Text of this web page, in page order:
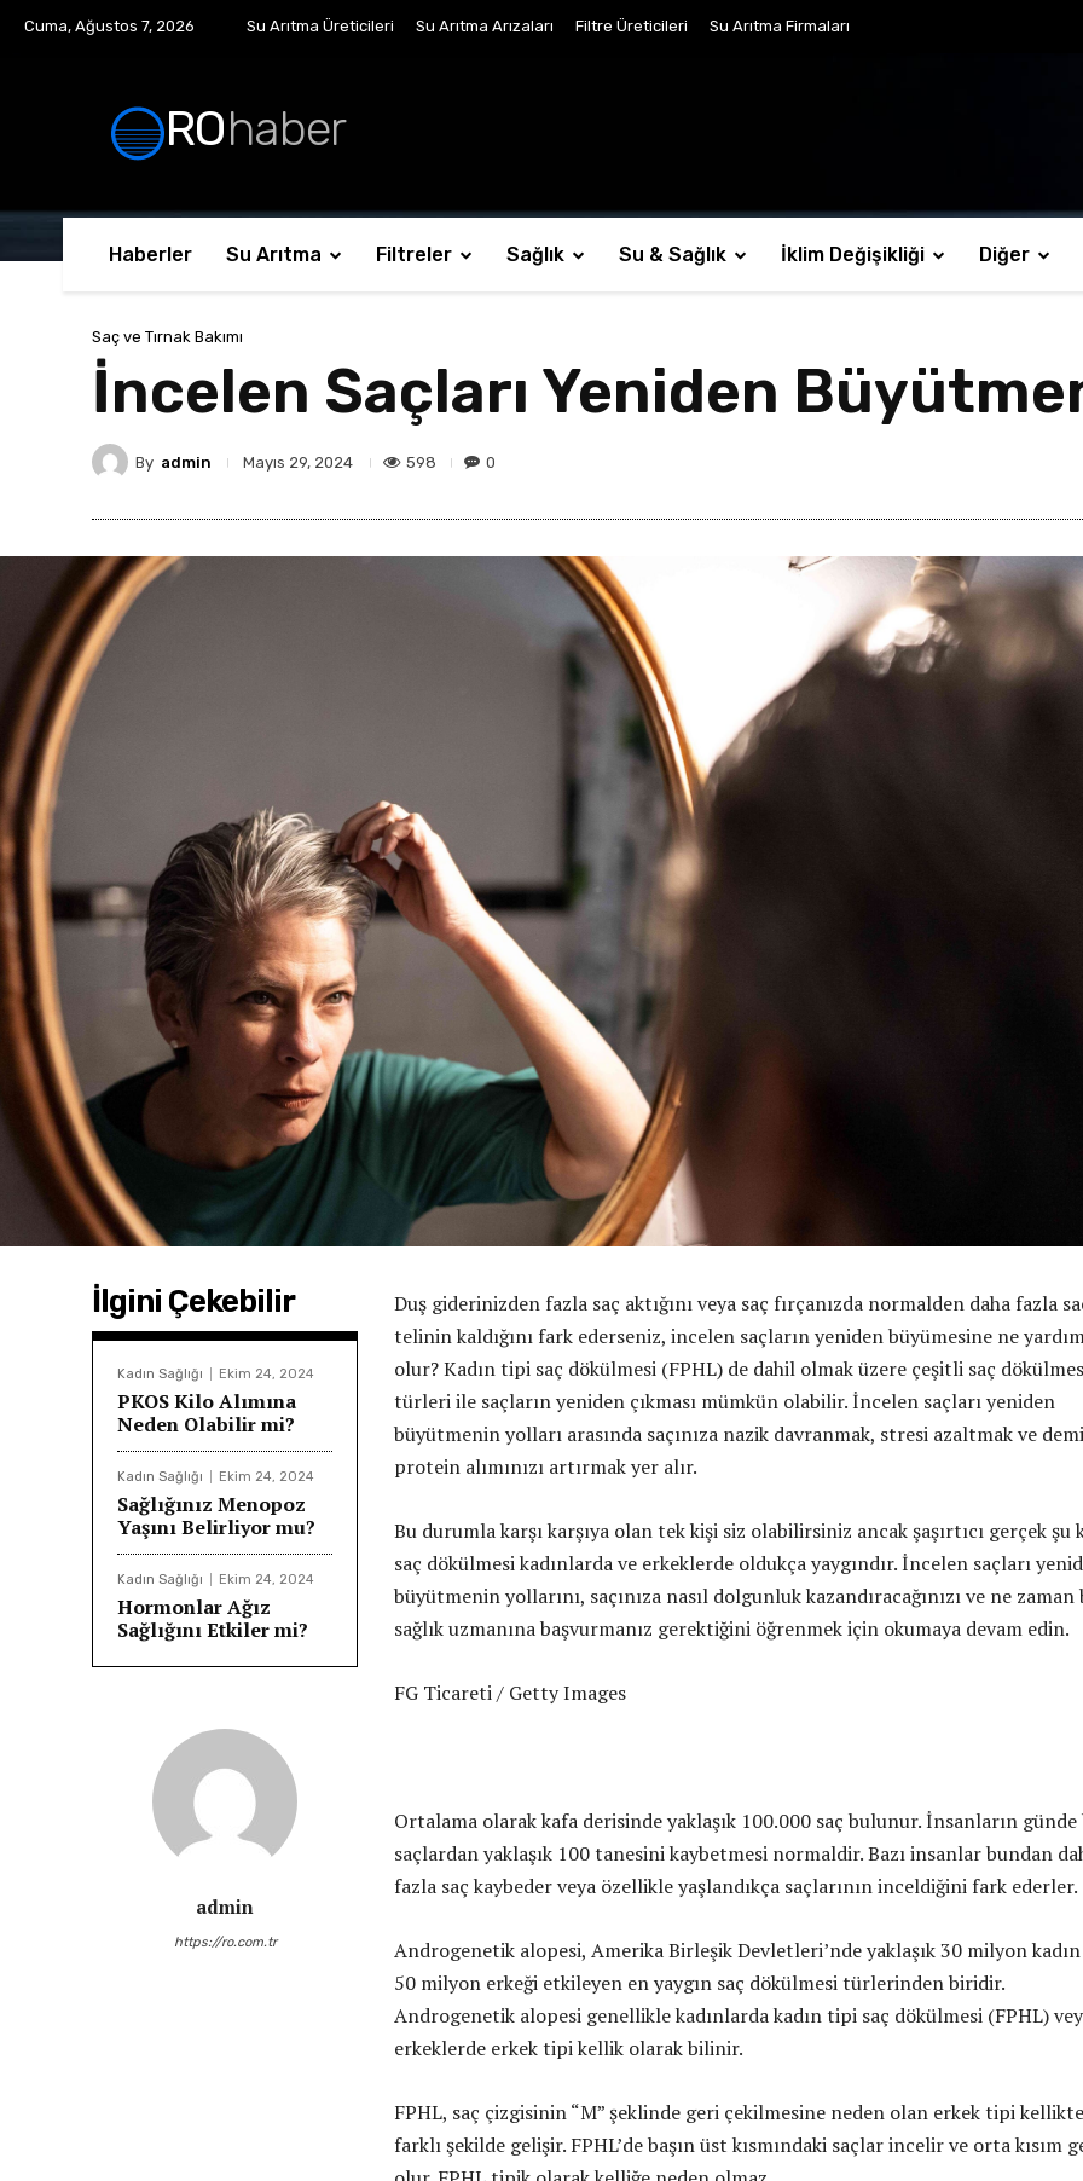
Cuma, Ağustos 7, 2026 Su Arıtma Üreticileri Su Arıtma Arızaları Filtre Üreticileri Su Arıtma Firmaları
ROhaber
Haberler Su Arıtma Filtreler Sağlık Su & Sağlık İklim Değişikliği Diğer
Saç ve Tırnak Bakımı
İncelen Saçları Yeniden
By admin Mayıs 29, 2024 598 0
İlgini Çekebilir
Kadın Sağlığı Ekim 24, 2024
PKOS Kilo Alımına
Neden Olabilir mi?
Kadın Sağlığı Ekim 24, 2024
Sağlığınız Menopoz
Yaşını Belirliyor mu?
Kadın Sağlığı Ekim 24, 2024
Hormonlar Ağız
Sağlığını Etkiler mi?
admin
https://ro.com.tr
Duş giderinizden fazla saç aktığını veya saç fırçanızda normalden daha fazla
telinin kaldığını fark ederseniz, incelen saçların yeniden büyümesine ne
olur? Kadın tipi saç dökülmesi (FPHL) de dahil olmak üzere çeşitli saç
türleri ile saçların yeniden çıkması mümkün olabilir. İncelen saçları yeniden
büyütmenin yolları arasında saçınıza nazik davranmak, stresi azaltmak ve
protein alımınızı artırmak yer alır.
Bu durumla karşı karşıya olan tek kişi siz olabilirsiniz ancak şaşırtıcı gerçek şu
saç dökülmesi kadınlarda ve erkeklerde oldukça yaygındır.İncelen saçları
büyütmenin yollarını, saçınıza nasıl dolgunluk kazandıracağınızı ve ne zaman
sağlık uzmanına başvurmanız gerektiğini öğrenmek için okumaya devam edin.
FG Ticareti / Getty Images
Ortalama olarak kafa derisinde yaklaşık 100.000 saç bulunur. İnsanların günde
saçlardan yaklaşık 100 tanesini kaybetmesi normaldir. Bazı insanlar bundan
fazla saç kaybeder veya özellikle yaşlandıkça saçlarının inceldiğini fark ederler.
Androgenetik alopesi, Amerika Birleşik Devletleri’nde yaklaşık 30 milyon
50 milyon erkeği etkileyen en yaygın saç dökülmesi türlerinden biridir.
Androgenetik alopesi genellikle kadınlarda kadın tipi saç dökülmesi (FPHL)
erkeklerde erkek tipi kellik olarak bilinir.
FPHL, saç çizgisinin “M” şeklinde geri çekilmesine neden olan erkek tipi
farklı şekilde gelişir. FPHL’de başın üst kısmındaki saçlar incelir ve orta kısım